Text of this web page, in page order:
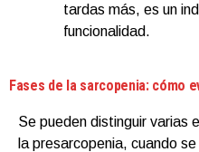
tardas más, es un
funcionalidad.
Fases de la sarcopenia: cómo
Se pueden distinguir varias
la presarcopenia, cuando